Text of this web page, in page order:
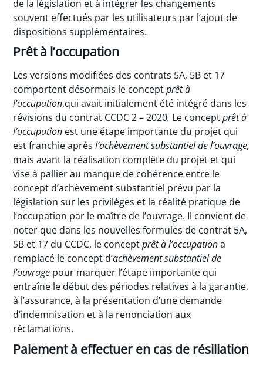
de la législation et à intégrer les changements
souvent effectués par les utilisateurs par l’ajout de
dispositions supplémentaires.
Prêt à l’occupation
Les versions modifiées des contrats 5A, 5B et 17
comportent désormais le conceptprêt à
l’occupation,qui avait initialement été intégré dans les
révisions du contrat CCDC 2 – 2020. Le conceptprêt à
l’occupation est une étape importante du projet qui
est franchie aprèsl’achèvement substantiel de l’ouvrage,
mais avant la réalisation complète du projet et qui
vise à pallier au manque de cohérence entre le
concept d’achèvement substantiel prévu par la
législation sur les privilèges et la réalité pratique de
l’occupation par le maître de l’ouvrage. Il convient de
noter que dans les nouvelles formules de contrat 5A,
5B et 17 du CCDC, le conceptprêt à l’occupationa
remplacé le concept d’achèvement substantiel de
l’ouvrage pour marquer l’étape importante qui
entraîne le début des périodes relatives à la garantie,
à l’assurance, à la présentation d’une demande
d’indemnisation et à la renonciation aux
réclamations.
Paiement à effectuer en cas de résiliation